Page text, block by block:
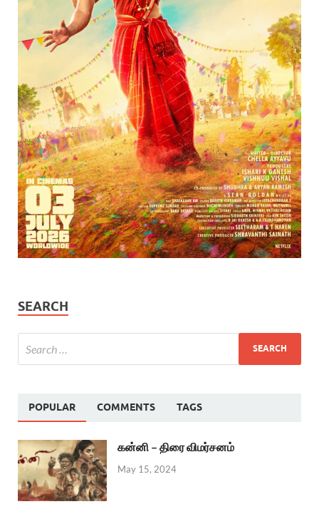
SEARCH
POPULAR COMMENTS TAGS
கன்னி – திரை விமர்சனம்
May 15, 2024